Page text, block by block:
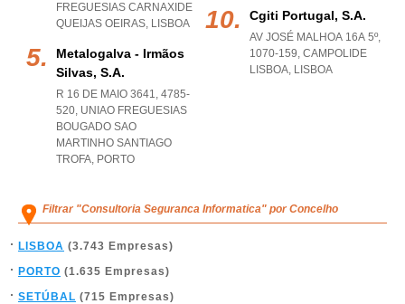
FREGUESIAS CARNAXIDE
QUEIJAS OEIRAS, LISBOA
Metalogalva - Irmãos
Silvas, S.a.
R 16 DE MAIO 3641, 4785-
520, UNIAO FREGUESIAS
BOUGADO SAO
MARTINHO SANTIAGO
TROFA, PORTO
Cgiti Portugal, S.a.
AV JOSÉ MALHOA 16A 5º,
1070-159, CAMPOLIDE
LISBOA, LISBOA
Filtrar "Consultoria Seguranca Informatica" por Concelho
LISBOA (3.743 Empresas)
PORTO (1.635 Empresas)
SETÚBAL (715 Empresas)